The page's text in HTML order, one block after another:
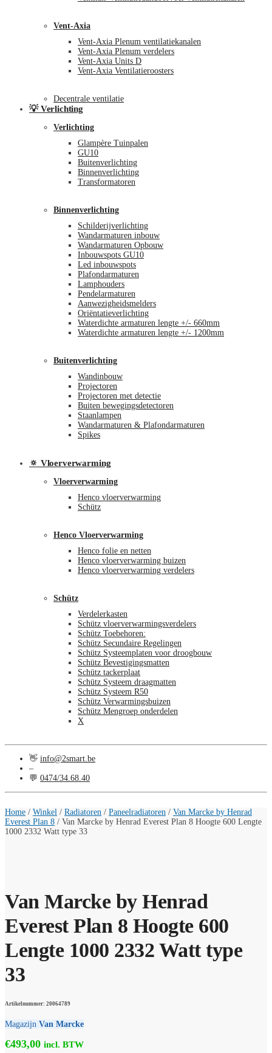
Vent-Axia
Vent-Axia Plenum ventilatiekanalen
Vent-Axia Plenum verdelers
Vent-Axia Units D
Vent-Axia Ventilatieroosters
Decentrale ventilatie
💡 Verlichting
Verlichting
Glampère Tuinpalen
GU10
Buitenverlichting
Binnenverlichting
Transformatoren
Binnenverlichting
Schilderijverlichting
Wandarmaturen inbouw
Wandarmaturen Opbouw
Inbouwspots GU10
Led inbouwspots
Plafondarmaturen
Lamphouders
Pendelarmaturen
Aanwezigheidsmelders
Oriëntatieverlichting
Waterdichte armaturen lengte +/- 660mm
Waterdichte armaturen lengte +/- 1200mm
Buitenverlichting
Wandinbouw
Projectoren
Projectoren met detectie
Buiten bewegingsdetectoren
Staanlampen
Wandarmaturen & Plafondarmaturen
Spikes
🔅 Vloerverwarming
Vloerverwarming
Henco vloerverwarming
Schütz
Henco Vloerverwarming
Henco folie en netten
Henco vloerverwarming buizen
Henco vloerverwarming verdelers
Schütz
Verdelerkasten
Schütz vloerverwarmingsverdelers
Schütz Toebehoren:
Schütz Secundaire Regelingen
Schütz Systeemplaten voor droogbouw
Schütz Bevestigingsmatten
Schütz tackerplaat
Schütz Systeem draagmatten
Schütz Systeem R50
Schütz Verwarmingsbuizen
Schütz Mengroep onderdelen
X
👋 info@2smart.be
–
💬 0474/34.68.40
Home / Winkel / Radiatoren / Paneelradiatoren / Van Marcke by Henrad
Everest Plan 8 / Van Marcke by Henrad Everest Plan 8 Hoogte 600 Lengte
1000 2332 Watt type 33
Van Marcke by Henrad
Everest Plan 8 Hoogte 600
Lengte 1000 2332 Watt type
33
Artikelnummer: 20064789
Magazijn Van Marcke
€493,00 incl. BTW